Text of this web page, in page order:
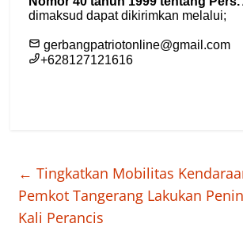
← Tingkatkan Mobilitas
Pemkot Tangerang Lakukan
Kali Perancis